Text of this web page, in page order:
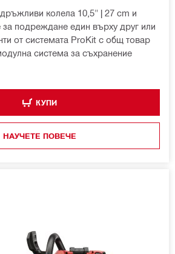
колела 10,5" | 27 cm и
за подреждане един върху друг или
от системата ProKit с общ товар
система за съхранение
КУПИ
НАУЧЕТЕ ПОВЕЧЕ